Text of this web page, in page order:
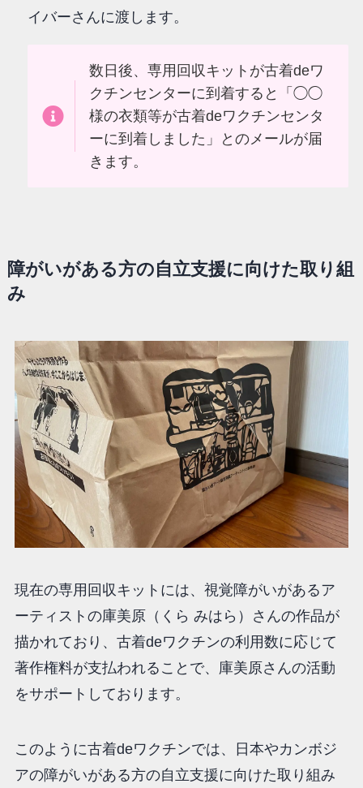
イバーさんに渡します。
数日後、専用回収キットが古着deワ
クチンセンターに到着すると「◯◯
様の衣類等が古着deワクチンセンタ
ーに到着しました」とのメールが届
きます。
障がいがある方の自立支援に向けた取り組
み
現在の専用回収キットには、視覚障がいがあるア
ーティストの庫美原（くら みはら）さんの作品が
描かれており、古着deワクチンの利用数に応じて
著作権料が支払われることで、庫美原さんの活動
をサポートしております。
このように古着deワクチンでは、日本やカンボジ
アの障がいがある方の自立支援に向けた取り組み